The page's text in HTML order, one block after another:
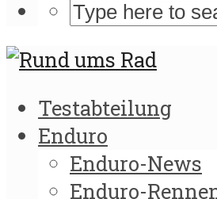
Testabteilung
Enduro
Enduro-News
Enduro-